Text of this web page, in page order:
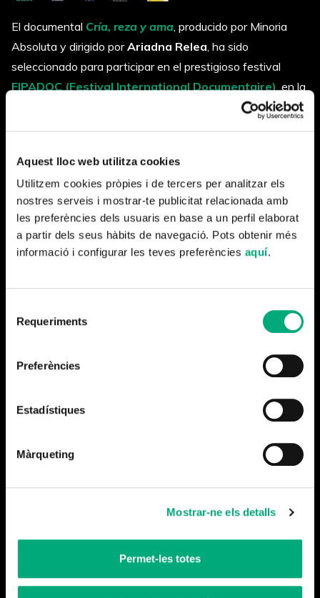
Aquest lloc web utilitza cookies
Utilitzem cookies pròpies i de tercers per analitzar els
nostres serveis i mostrar-te publicitat relacionada amb
les preferències dels usuaris en base a un perfil elaborat
a partir dels seus hàbits de navegació. Pots obtenir més
informació i configurar les teves preferències aquí.
Requeriments
Preferències
Estadístiques
Màrqueting
Mostrar-ne els detalls
Permet-les totes
El documental Cría, reza y ama , producido por Minoria
Absoluta y dirigido porAriadna Relea , ha sido
seleccionado para participar en el prestigioso festival
FIPADOC (Festival International Documentaire) , en la
, que se celebra en Biarritz
El documental muestra el papel de la mujer durante los 40
años del franquismo y lo hace con imágenes de la época y
los testimonios delas mujeres que tuvieron que abrirse
camino durante estos 40 años de dictadura.
Cría, reza y amase pudo ver por el canal DMAX con un
Más noticias
Cerramos la temporada